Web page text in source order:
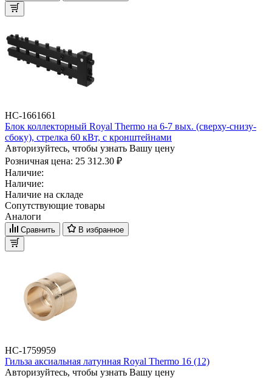
НС-1661661
Блок коллекторный Royal Thermo на 6-7 вых. (сверху-снизу-
сбоку), стрелка 60 кВт, с кронштейнами
Авторизуйтесь, чтобы узнать Вашу цену
Розничная цена: 25 312.30 ₽
Наличие:
Наличие:
Наличие на складе
Сопутствующие товары
Аналоги
Сравнить В избранное
НС-1759959
Гильза аксиальная латунная Royal Thermo 16 (12)
Авторизуйтесь, чтобы узнать Вашу цену